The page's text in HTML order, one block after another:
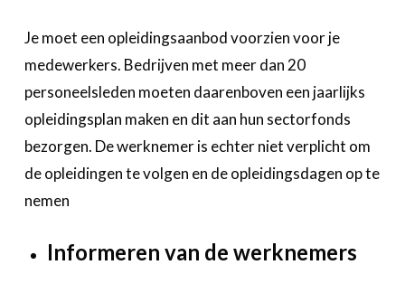
Je moet een opleidingsaanbod voorzien voor je
medewerkers. Bedrijven met meer dan 20
personeelsleden moeten daarenboven een jaarlijks
opleidingsplan maken en dit aan hun sectorfonds
bezorgen. De werknemer is echter niet verplicht om
de opleidingen te volgen en de opleidingsdagen op te
nemen
Informeren van de werknemers